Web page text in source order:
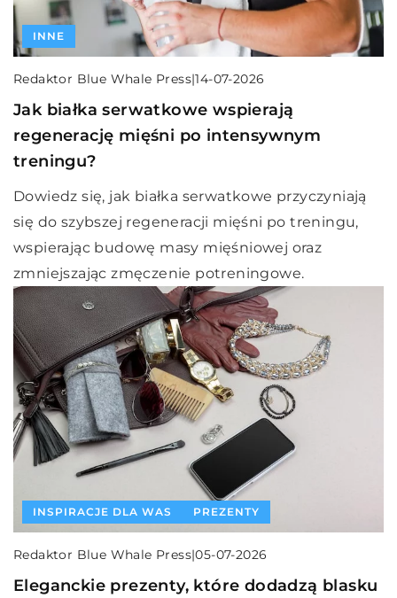
INNE
Redaktor Blue Whale Press|14-07-2026
Jak białka serwatkowe wspierają
regenerację mięśni po intensywnym
treningu?
Dowiedz się, jak białka serwatkowe przyczyniają
się do szybszej regeneracji mięśni po treningu,
wspierając budowę masy mięśniowej oraz
zmniejszając zmęczenie potreningowe.
INSPIRACJE DLA WAS PREZENTY
Redaktor Blue Whale Press|05-07-2026
Eleganckie prezenty, które dodadzą blasku